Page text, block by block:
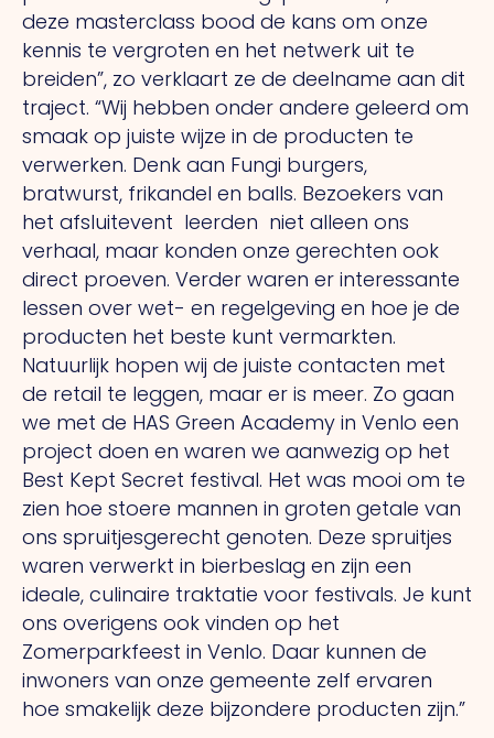
deze masterclass bood de kans om onze
kennis te vergroten en het netwerk uit te
breiden”, zo verklaart ze de deelname aan dit
traject. “Wij hebben onder andere geleerd om
smaak op juiste wijze in de producten te
verwerken. Denk aan Fungi burgers,
bratwurst, frikandel en balls. Bezoekers van
het afsluitevent leerden niet alleen ons
verhaal, maar konden onze gerechten ook
direct proeven. Verder waren er interessante
lessen over wet- en regelgeving en hoe je de
producten het beste kunt vermarkten.
Natuurlijk hopen wij de juiste contacten met
de retail te leggen, maar er is meer. Zo gaan
we met de HAS Green Academy in Venlo een
project doen en waren we aanwezig op het
Best Kept Secret festival. Het was mooi om te
zien hoe stoere mannen in groten getale van
ons spruitjesgerecht genoten. Deze spruitjes
waren verwerkt in bierbeslag en zijn een
ideale, culinaire traktatie voor festivals. Je kunt
ons overigens ook vinden op het
Zomerparkfeest in Venlo. Daar kunnen de
inwoners van onze gemeente zelf ervaren
hoe smakelijk deze bijzondere producten zijn.”